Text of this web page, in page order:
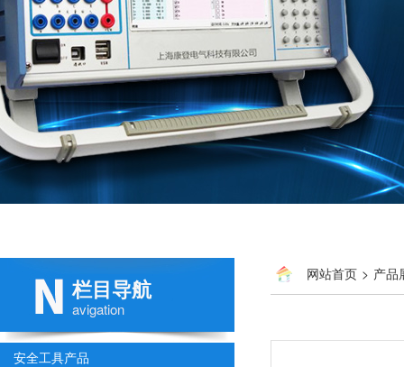
栏目导航
avigation
安全工具产品
网站首页 > 产品